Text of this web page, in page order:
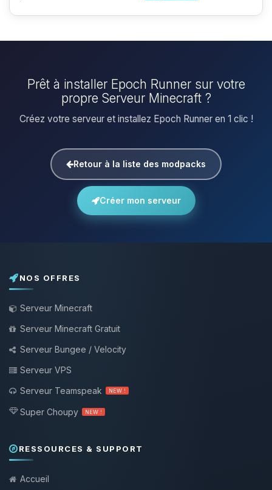
Prêt à installer Epoch Runner sur votre
propre Serveur Minecraft ?
Créez votre serveur et installez Epoch Runner en 1 clic !
Retour à la liste des modpacks
Créer mon serveur
NOS OFFRES
Serveur Minecraft
Serveur Minecraft Gratuit
Serveur Bungee / Velocity
Serveur VPS
Serveur Teamspeak
NEW !
Super Choupy NEW !
RESSOURCES & SUPPORT
Accueil